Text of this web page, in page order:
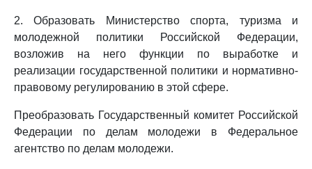
2. Образовать Министерство спорта, туризма и
молодежной политики Российской Федерации,
возложив на него функции по выработке и
реализации государственной политики и нормативно-
правовому регулированию в этой сфере.
Преобразовать Государственный комитет Российской
Федерации по делам молодежи в Федеральное
агентство по делам молодежи.